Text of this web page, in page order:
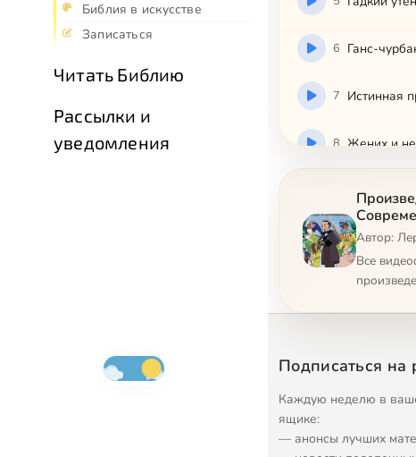
Библия в искусстве
Записаться
Читать Библию
Рассылки и
уведомления
6 Ганс-
7 Истинная
8 Жених и
Калоши
10 Навозный
Новое
Оле Лукойе
Автор:
Все
Подписаться на
Каждую неделю в
ящике:
— анонсы лучших